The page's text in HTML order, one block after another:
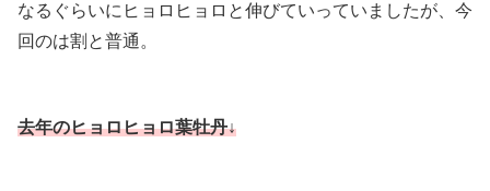
なるぐらいにヒョロヒョロと伸びていっていましたが、今
回のは割と普通。
去年のヒョロヒョロ葉牡丹↓